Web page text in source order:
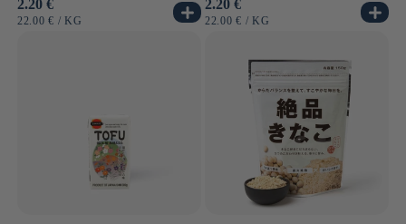
Prix
habituel
2.20 €
PRIX
22.00 € / PAR
KG
Prix
habituel
2.20 €
PRIX
22.00 € / PAR
KG